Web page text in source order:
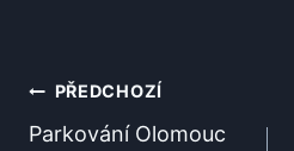
Navigace
Pro
PŘEDCHOZÍ
Parkování Olomouc